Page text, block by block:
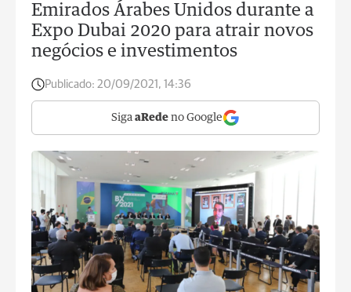
Emirados Árabes Unidos durante a
Expo Dubai 2020 para atrair novos
negócios e investimentos
Publicado: 20/09/2021, 14:36
Siga aRede no Google